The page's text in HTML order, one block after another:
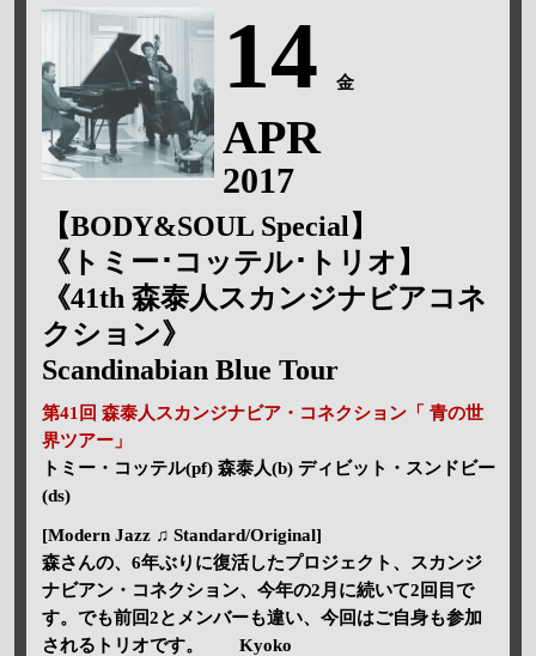
14 金
APR
2017
【BODY&SOUL Special】
《トミー･コッテル･トリオ】
《41th 森泰人スカンジナビアコネ
クション》
Scandinabian Blue Tour
第41回 森泰人スカンジナビア・コネクション「 青の世
界ツアー」
トミー・コッテル(pf) 森泰人(b) ディビット・スンドビー
(ds)
[Modern Jazz ♫ Standard/Original]
森さんの、6年ぶりに復活したプロジェクト、スカンジ
ナビアン・コネクション、今年の2月に続いて2回目で
す。でも前回2とメンバーも違い、今回はご自身も参加
されるトリオです。 Kyoko